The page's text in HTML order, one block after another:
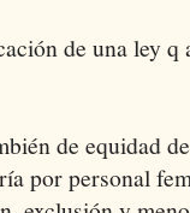
de una ley q
de equidad
por personal